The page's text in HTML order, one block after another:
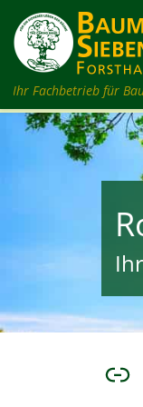
Zum Inhalt
Ihr Fachbetrieb für